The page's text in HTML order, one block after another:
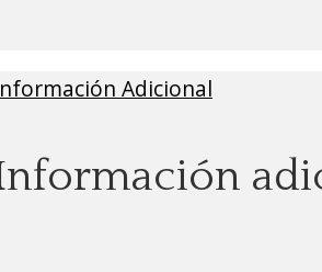
Adicional